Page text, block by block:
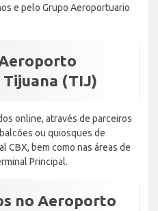
e pelo Grupo Aeroportuario
(TIJ)
online, através de parceiros
ou quiosques de
CBX, bem como nas áreas de
Principal.
no Aeroporto